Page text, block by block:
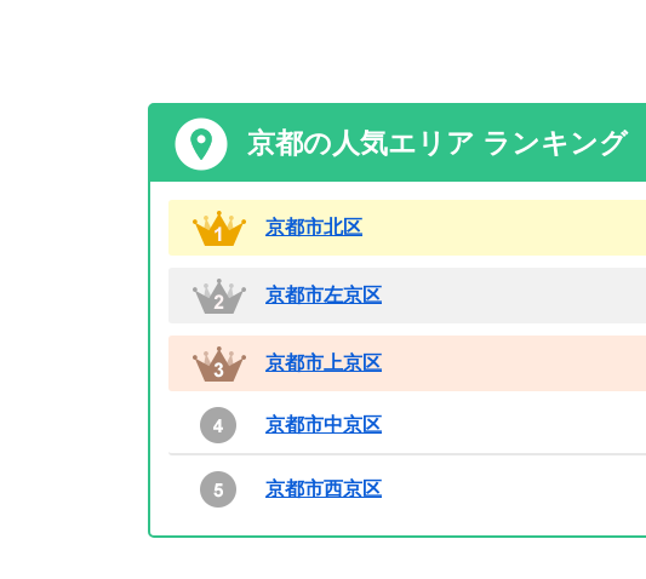
京都の人気エリア ランキング
京都市北区
京都市左京区
京都市上京区
京都市中京区
京都市西京区